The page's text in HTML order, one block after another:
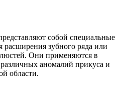
собой специальные
расширения зубного ряда или
Они применяются в
аномалий прикуса и
области.